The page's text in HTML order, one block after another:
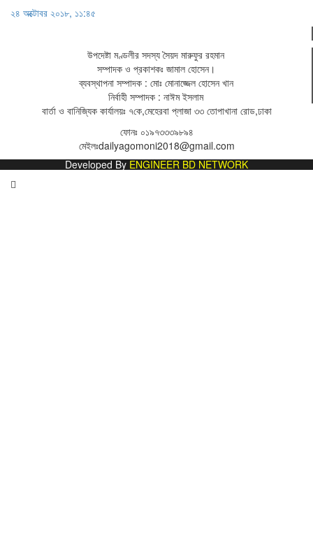
২৪ অক্টোবর ২০১৮, ১১:৪৫
উপদেষ্টা মণ্ডলীর সদস্য সৈয়দ মারুফুর রহমান
সম্পাদক ও প্রকাশকঃ জামাল হোসেন।
ব্যবস্থাপনা সম্পাদক : মোঃ মোনাজ্জেল হোসেন খান
নির্বাহী সম্পাদক : নাঈম ইসলাম
বার্তা ও বানিজ্যিক কার্যালয়ঃ ৭কে,মেহেরবা প্লাজা ৩৩ তোপাখানা রোড,ঢাকা
ফোনঃ ০১৯৭৩৩৩৯৮৯৪
মেইলঃdailyagomoni2018@gmail.com
Developed By ENGINEER BD NETWORK